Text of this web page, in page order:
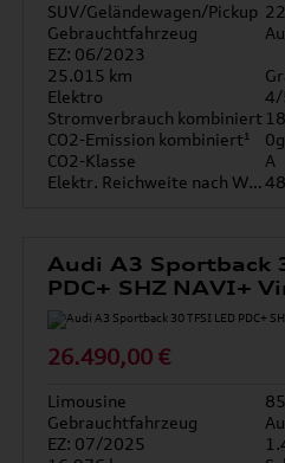
SUV/Geländewagen/Pickup
Gebrauchtfahrzeug
EZ: 06/2023
25.015 km
Elektro
4/
Stromverbrauch kombiniert
CO2-Emission kombiniert¹
CO2-Klasse
A
Elektr. Reichweite nach WLTP*
Audi A3 Sportback
PDC+ SHZ NAVI+
26.490,00 €
Limousine
Gebrauchtfahrzeug
EZ: 07/2025